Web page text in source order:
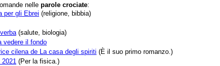
nelle parole crociate:
per gli Ebrei (religione, bibbia)
(salute, biologia)
vedere il fondo
cilena de La casa degli spiriti (È il suo primo romanzo.)
(Per la fisica.)